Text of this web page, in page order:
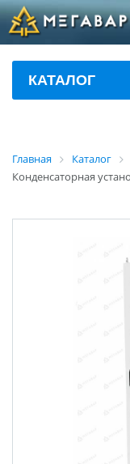
КАТАЛОГ
Главная Каталог
Конденсаторная